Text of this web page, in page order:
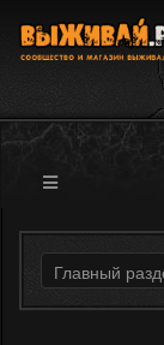
Информация
Магазин
Форум